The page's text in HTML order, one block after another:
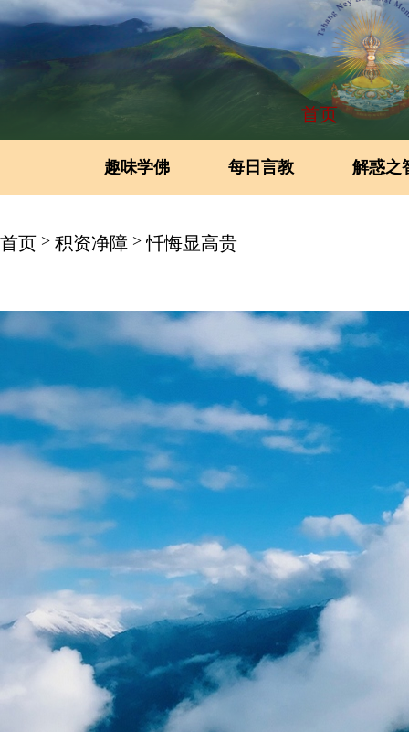
首页
趣味学佛 每日言教 解惑之
首页 > 积资净障 > 忏悔显高贵